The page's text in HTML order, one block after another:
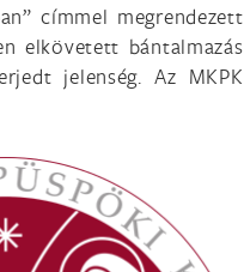
címmel megrendezett
elkövetett bántalmazás
jelenség. Az MKPK